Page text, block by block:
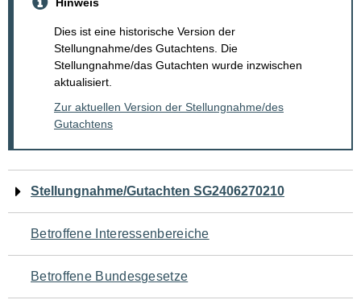
Dies ist eine historische Version der
Stellungnahme/des Gutachtens. Die
Stellungnahme/das Gutachten wurde inzwischen
aktualisiert.
Zur aktuellen Version der Stellungnahme/des
Gutachtens
Navigation
für
den
Seiteninhalt
Stellungnahme/Gutachten SG2406270210
Betroffene Interessenbereiche
Betroffene Bundesgesetze